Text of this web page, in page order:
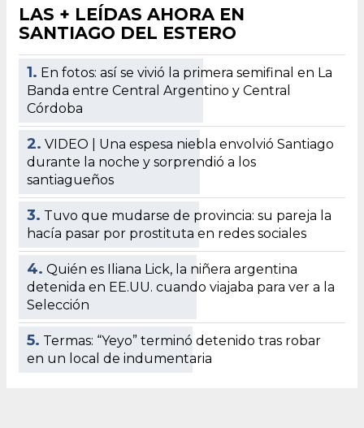
LAS + LEÍDAS AHORA EN
SANTIAGO DEL ESTERO
1. En fotos: así se vivió la primera semifinal en La
Banda entre Central Argentino y Central
Córdoba
2. VIDEO | Una espesa niebla envolvió Santiago
durante la noche y sorprendió a los
santiagueños
3. Tuvo que mudarse de provincia: su pareja la
hacía pasar por prostituta en redes sociales
4. Quién es Iliana Lick, la niñera argentina
detenida en EE.UU. cuando viajaba para ver a la
Selección
5. Termas: “Yeyo” terminó detenido tras robar
en un local de indumentaria